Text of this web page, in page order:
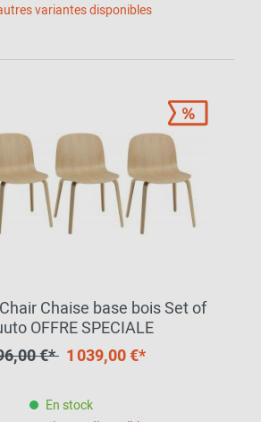
variantes disponibles
Chaise base bois Set of
OFFRE SPECIALE
€* 1 039,00 €*
En stock